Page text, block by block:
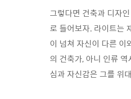
그렇다면 건축과 디자
로 들어보자. 라이트는
이 넘쳐 자신이 다른
의 건축가, 아니 인류
심과 자신감은 그를 위